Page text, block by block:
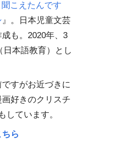
こえたんです
』。日本児童文芸
も。2020年、3
本語教育）とし
すがお近づきに
好きのクリスチ
しています。
ら